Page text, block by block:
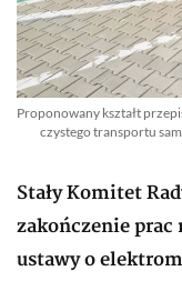
Proponowany kształt
czystego transportu
Stały Komitet
zakończenie
ustawy o